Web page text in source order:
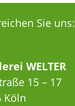
Sie uns:
WELTER
15 – 17
Köln